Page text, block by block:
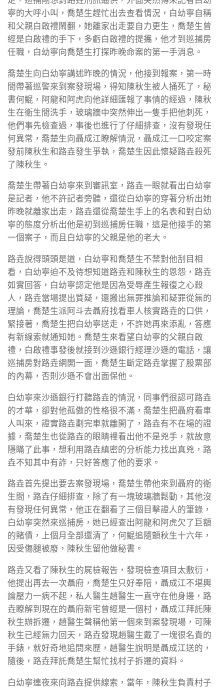
寧的大呼小叫，喬楚生趕忙出去查看情況，白幼寧自稱
和父親白啟禮鬧翻，她離家出走要自力更生，喬楚生曾
經是白啟禮的手下，多虧白啟禮的提攜，他才到巡捕房
任職，白幼寧向喬楚生打探昨晚命案的第一手消息。
喬楚生向白幼寧講述昨晚的情況，他接到報案，第一時
間帶著巡警來到案發現場，得知陳秋生被人捅死了，秘
書何鯤，阿龍和阿虎向他詳細匯報了事情的經過，陳秋
生在衛生間洗手，玻璃牆中突然伸出一隻手把他刺死，
他們事先檢查過，事後也進行了仔細排查，沒有發現任
何異常，喬楚生向聶成江瞭解情況，聶成江一口咬定案
發前陳秋生和路垚發生爭執，喬楚生因此懷疑路垚殺死
了陳秋生。
喬楚生帶著白幼寧來到審訊室，路垚一眼就看出白幼寧
是記者，他不許記者旁聽，還從白幼寧的穿著分析出她
昨晚就離家出走，路垚還從喬楚生手上的名表和對白幼
寧的態度分析出他是初到巡捕房任職，這是他接手的第
一個案子，而且白幼寧的父親是他的老大。
路垚說得頭頭是道，白幼寧和喬楚生不禁對他刮目相
看，白幼寧迫不及待想知道路垚和陳秋生的恩怨，路垚
如實回答，白幼寧認定他是因為受辱產生報復之心殺
人，路垚當場提出質疑，還搬出無罪推論和疑罪從無的
理論，喬楚生派阿斗去聶府找看車人核實路垚的口供，
緊接著，喬楚生把白幼寧送走，不許她再來添亂，答應
有新線索就通知她。喬楚生來看望白幼寧的父親白啟
禮，白啟禮事發後就接到沙遜銀行經理沙遜的電話，讓
巡捕房對路垚網開一面，喬楚生斷定路垚掌握了股票部
的內幕，否則沙遜不會出面保他。
白幼寧來沙遜銀行打聽路垚的情況，同事們很認可路垚
的才華，卻對他孤傲的性格很不滿，喬楚生把聶府看車
人叫來，證實路垚劃完車就離開了，路垚有不在場的證
據，喬楚生也從路垚的眼睛裡看出他不是兇手，就故意
隱瞞了此事，想利用路垚縝密的分析能力找出真兇，路
垚不知其中有詐，只好答應了他的要求。
路垚首先提出要去案發現場，喬楚生帶他來到聶府的衛
生間，路垚仔細排查，除了有一塊玻璃牆鬆動，其他沒
有發現任何異常，他正在翻看了三個目擊證人的筆錄，
白幼寧突然來巡捕房，她已經查出阿龍和阿虎欠了巨額
的賭債，上個月全部還清了，何鯤追隨顫秋生十六年，
因受傷腿被廢，陳秋生留他做秘書。
路垚又看了陳秋生的屍檢報告，發現檢查項目太敷衍，
他提出再去一次聶府，喬楚生只好奉陪，聶成江不堪輿
論壓力一病不起，私人醫生趙醫生一直守在他身邊，路
垚瞭解到現在的聶府新宅曾經是一個村，聶成江拜託陳
秋生辦拆遷，趙醫生聲稱他第一個來到案發現場，可陳
秋生已經無力回天，路垚發現趙醫生戴了一塊很名貴的
手錶，就好奇地追問來歷，趙醫生說明是聶成江送的，
隨後，路垚拜託喬楚生幫忙找村子拆遷的資料。
白幼寧連夜來向路垚提供線索，當年，陳秋生負責村子